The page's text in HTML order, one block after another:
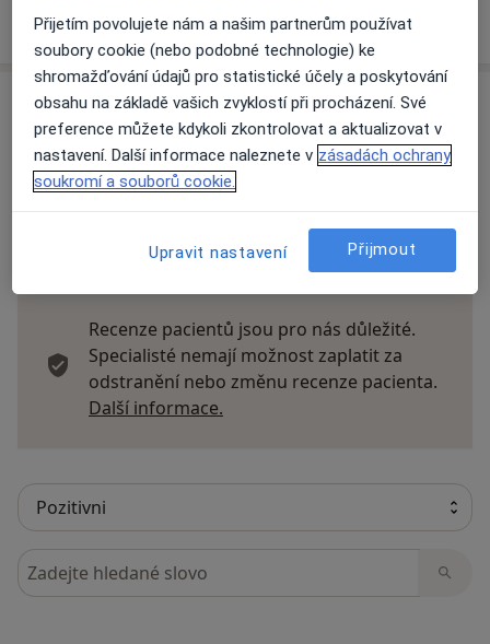
Víceo adrese
Názory
Přidejte svůj názor
Recenze pacientů jsou pro nás důležité.
Specialisté nemají možnost zaplatit za
odstranění nebo změnu recenze pacienta.
Další informace.
Hledejte v názorech
Přijetím povolujete nám a našim partnerům používat
soubory cookie (nebo podobné technologie) ke
shromažďování údajů pro statistické účely a poskytování
obsahu na základě vašich zvyklostí při procházení. Své
preference můžete kdykoli zkontrolovat a aktualizovat v
nastavení. Další informace naleznete v zásadách ochrany
soukromí a souborů cookie.
Upravit nastavení Přijmout